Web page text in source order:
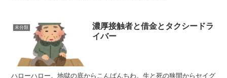
未分類
濃厚接触者と借金とタクシードラ
イバー
ハローハロー。地獄の底からこんばんちわ。生と死の狭間からセイグ